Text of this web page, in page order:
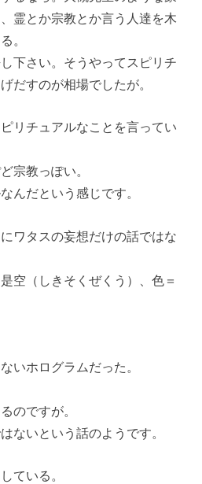
霊とか宗教とか言う人達を木
。
下さい。そうやってスピリチ
だすのが相場でしたが。
リチュアルなことを言ってい
宗教っぽい。
んだという感じです。
ワタスの妄想だけの話ではな
空（しきそくぜくう）、色＝
いホログラムだった。
のですが。
ないという話のようです。
ている。